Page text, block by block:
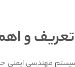
تعریف و